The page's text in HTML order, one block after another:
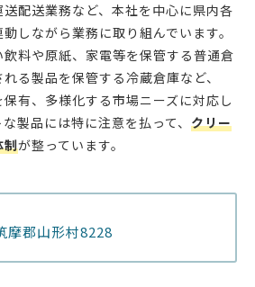
配送業務など、本社を中心に県内各
しながら業務に取り組んでいます。
料や原紙、家電等を保管する普通倉
る製品を保管する冷蔵倉庫など、
有、多様化する市場ニーズに対応し
製品には特に注意を払って、 クリー
制が整っています。
摩郡山形村8228